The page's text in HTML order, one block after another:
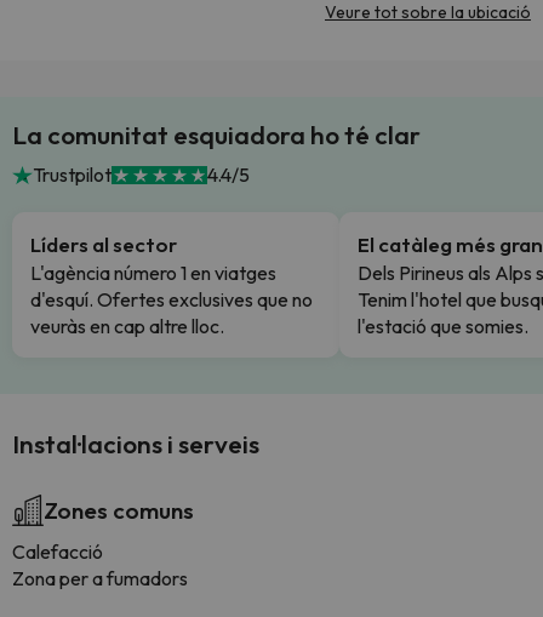
Veure tot sobre la ubicació
La comunitat esquiadora ho té clar
Trustpilot 4.4/5
Líders al sector
L'agència número 1 en viatges
d'esquí. Ofertes exclusives que no
veuràs en cap altre lloc.
El catàleg més gran
Dels Pirineus als Alps
Tenim l'hotel que
l'estació que somies.
Instal·lacions i serveis
Zones comuns
Calefacció
Zona per a fumadors